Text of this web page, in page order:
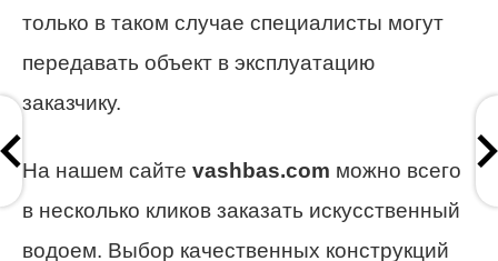
только в таком случае специалисты могут
передавать объект в эксплуатацию
заказчику.
На нашем сайте vashbas.com можно всего
в несколько кликов заказать искусственный
водоем. Выбор качественных конструкций